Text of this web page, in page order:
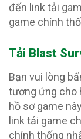
đến link tải
game chính
Tải Blast
Bạn vui lòng
tương ứng cho
hồ sơ game
link tải game
chính thống